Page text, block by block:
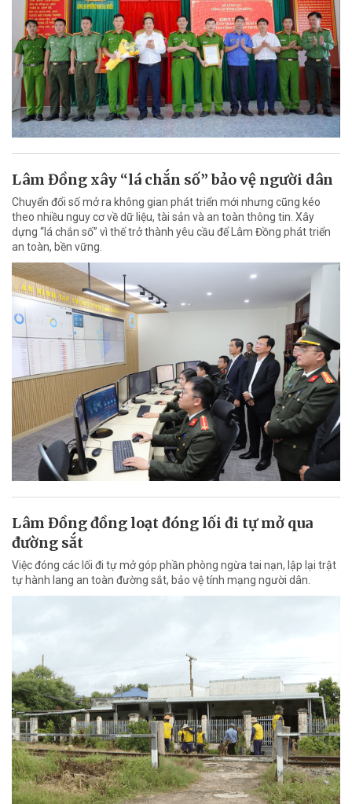
Lâm Đồng xây “lá chắn số” bảo vệ người dân
Chuyển đổi số mở ra không gian phát triển mới nhưng cũng kéo
theo nhiều nguy cơ về dữ liệu, tài sản và an toàn thông tin. Xây
dựng “lá chắn số” vì thế trở thành yêu cầu để Lâm Đồng phát triển
an toàn, bền vững.
Lâm Đồng đồng loạt đóng lối đi tự mở qua
đường sắt
Việc đóng các lối đi tự mở góp phần phòng ngừa tai nạn, lập lại trật
tự hành lang an toàn đường sắt, bảo vệ tính mạng người dân.